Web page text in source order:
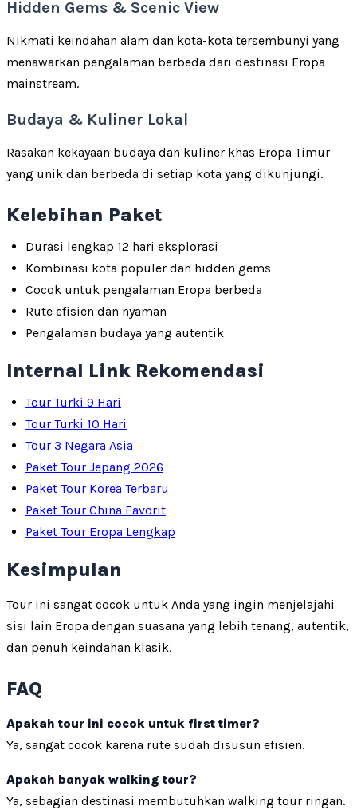
Hidden Gems & Scenic View
Nikmati keindahan alam dan kota-kota tersembunyi yang
menawarkan pengalaman berbeda dari destinasi Eropa
mainstream.
Budaya & Kuliner Lokal
Rasakan kekayaan budaya dan kuliner khas Eropa Timur
yang unik dan berbeda di setiap kota yang dikunjungi.
Kelebihan Paket
Durasi lengkap 12 hari eksplorasi
Kombinasi kota populer dan hidden gems
Cocok untuk pengalaman Eropa berbeda
Rute efisien dan nyaman
Pengalaman budaya yang autentik
Internal Link Rekomendasi
Tour Turki 9 Hari
Tour Turki 10 Hari
Tour 3 Negara Asia
Paket Tour Jepang 2026
Paket Tour Korea Terbaru
Paket Tour China Favorit
Paket Tour Eropa Lengkap
Kesimpulan
Tour ini sangat cocok untuk Anda yang ingin menjelajahi
sisi lain Eropa dengan suasana yang lebih tenang, autentik,
dan penuh keindahan klasik.
FAQ
Apakah tour ini cocok untuk first timer?
Ya, sangat cocok karena rute sudah disusun efisien.
Apakah banyak walking tour?
Ya, sebagian destinasi membutuhkan walking tour ringan.